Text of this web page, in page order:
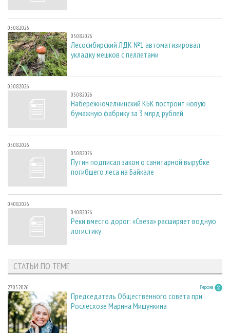
05.08.2026
05.08.2026
Лесосибирский ЛДК №1 автоматизировал
укладку мешков с пеллетами
05.08.2026
05.08.2026
Набережночелнинский КБК построит новую
бумажную фабрику за 3 млрд рублей
05.08.2026
05.08.2026
Путин подписал закон о санитарной вырубке
погибшего леса на Байкале
04.08.2026
04.08.2026
Реки вместо дорог: «Свеза» расширяет водную
логистику
СТАТЬИ ПО ТЕМЕ
27.05.2026 Персона
Председатель Общественного совета при
Рослесхозе Марина Мишункина